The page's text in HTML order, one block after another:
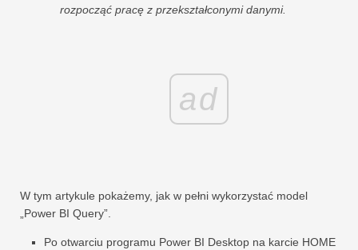
rozpocząć pracę z przekształconymi danymi.
ad
W tym artykule pokażemy, jak w pełni wykorzystać model
„Power BI Query”.
Po otwarciu programu Power BI Desktop na karcie HOME